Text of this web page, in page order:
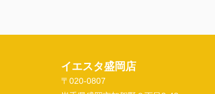
イエスタ盛岡店
〒020-0807